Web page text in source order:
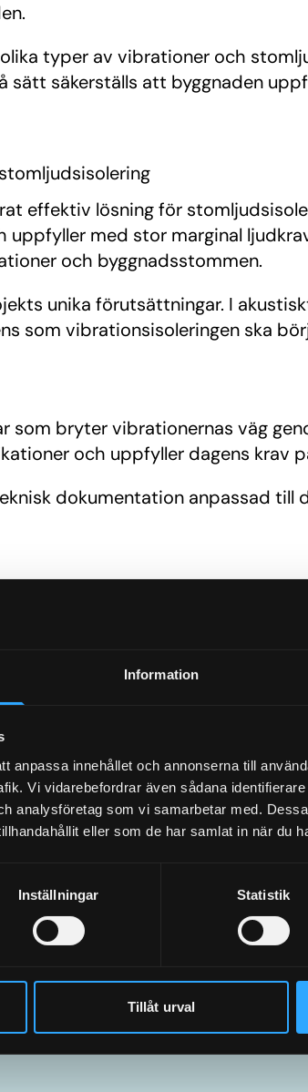
Information
anpassa innehållet och annonserna till
Vi vidarebefordrar även sådana
analysföretag som vi samarbetar med.
eller som de har samlat in när du
Inställningar Statistik
Tillåt urval
typer av vibrationer och
sätt säkerställs att byggnaden
effektiv lösning för
med stor marginal
och byggnadsstommen.
unika förutsättningar. I
som vibrationsisoleringen ska
som bryter vibrationernas väg
och uppfyller dagens krav
dokumentation anpassad till
Hur effektiv är
med
Granabsystemet ger väsentligt
golvbeläggningar, även vid låga